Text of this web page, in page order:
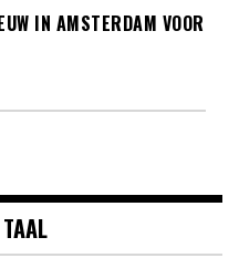
IN AMSTERDAM VOOR